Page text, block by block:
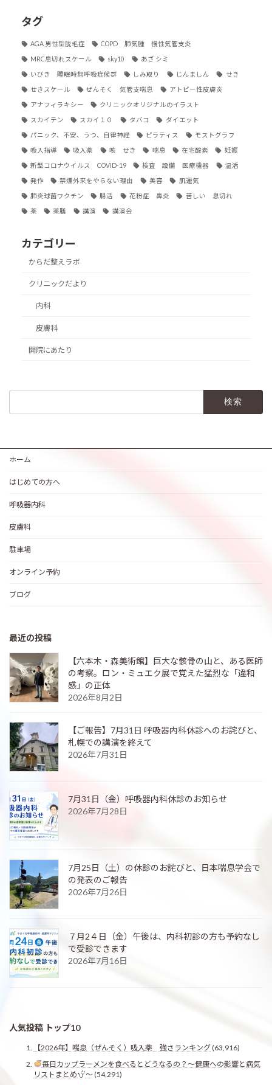
タグ
AGA 男性型脱毛症 COPD 肺気腫 慢性気管支炎
MRC息切れスケール sky10 あざ シミ
いびき 睡眠時無呼吸症候群 しみ取り じんましん せき
せきスケール ぜんそく 気管支喘息 アトピー性皮膚炎
アナフィラキシー クリニックオリジナルのイラスト
スカイテン スカイ１０ タバコ ダイエット
パニック、不安、うつ、自律神経 ピラティス モストグラフ
吸入指導 吸入薬 咳 せき 喘息 在宅酸素 妊娠
新型コロナウイルス COVID-19 検査 設備 医療機器 温活
発作 禁煙外来をやらない理由 美容 肌運気
肺炎球菌ワクチン 腸活 花粉症 鼻炎 苦しい 息切れ
薬 薬膳 講演 講演会
カテゴリー
からだ整えラボ
クリニックだより
内科
皮膚科
開院にあたり
ホーム
はじめての方へ
呼吸器内科
皮膚科
駐車場
オンライン予約
ブログ
最近の投稿
【六本木・森美術館】巨大な骸骨の山と、ある医師
の考察。ロン・ミュエク展で覚えた猛烈な「違和
感」の正体
2026年8月2日
【ご報告】7月31日 呼吸器内科休診へのお詫びと、
札幌での講演を終えて
2026年7月31日
7月31日（金）呼吸器内科休診のお知らせ
2026年7月28日
7月25日（土）の休診のお詫びと、日本喘息学会で
の発表のご報告
2026年7月26日
７月2４日（金）午後は、内科初診の方も予約なし
で受診できます
2026年7月16日
人気投稿 トップ10
【2026年】喘息（ぜんそく）吸入薬 強さランキング(63,916)
毎日カップラーメンを食べるとどうなるの？〜健康への影響と病気
リストまとめ
〜(54,291)